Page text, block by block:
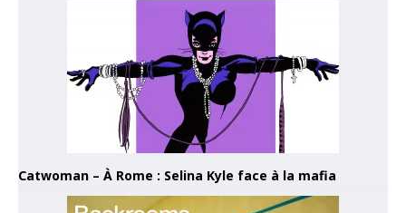
Catwoman – À Rome : Selina Kyle face à la mafia